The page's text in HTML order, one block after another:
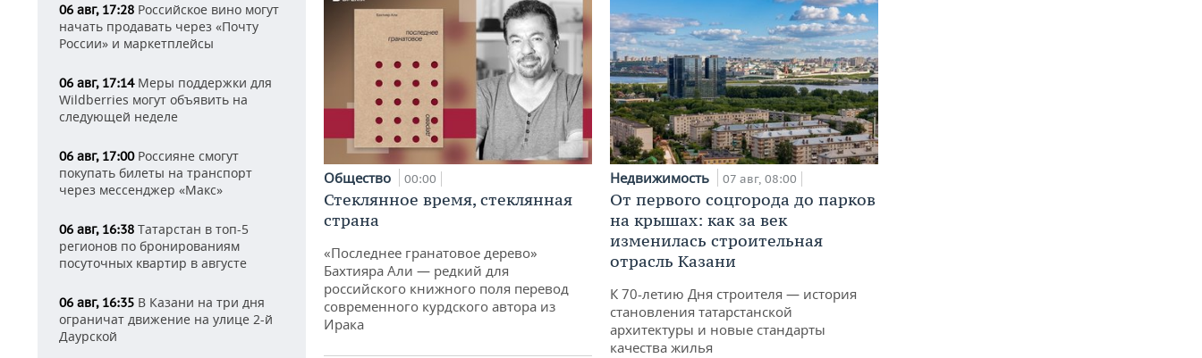
06 авг, 17:28 Российское вино могут
начать продавать через «Почту
России» и маркетплейсы
06 авг, 17:14Меры поддержки для
Wildberries могут объявить на
следующей неделе
06 авг, 17:00Россияне смогут
покупать билеты на транспорт
через мессенджер «Макс»
06 авг, 16:38 Татарстан в топ-5
регионов по бронированиям
посуточных квартир в августе
06 авг, 16:35 В Казани на три дня
ограничат движение на улице 2-й
Даурской
Общество 00:00
Стеклянное время, стеклянная
страна
«Последнее гранатовое дерево»
Бахтияра Али — редкий для
российского книжного поля перевод
современного курдского автора из
Ирака
Недвижимость 07 авг, 08:00
От первого соцгорода до парков
на крышах: как за век
изменилась строительная
отрасль Казани
К 70-летию Дня строителя — история
становления татарстанской
архитектуры и новые стандарты
качества жилья